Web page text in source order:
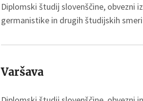
Diplomski študij slovenščine, obvezni
germanistike in drugih študijskih
Varšava